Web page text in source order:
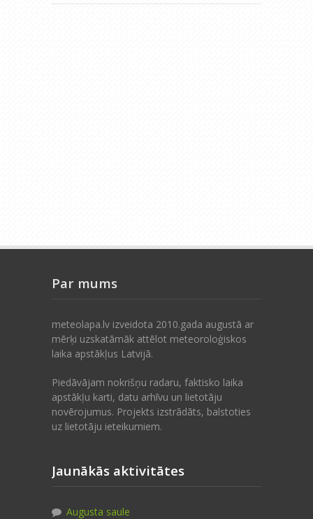
Par mums
meteolapa.lv izveidota 2010.gada augustā ar
mērķi uzskatāmāk attēlot meteoroloģiskos
laika apstākļus Latvijā.
Piedāvājam nokrišņu radaru, faktisko laika
apstākļu karti, datu arhīvu un lietotāju
novērojumus. Projekts izstrādāts, balstoties
uz lietotāju ieteikumiem.
Jaunākās aktivitātes
Augusta saule